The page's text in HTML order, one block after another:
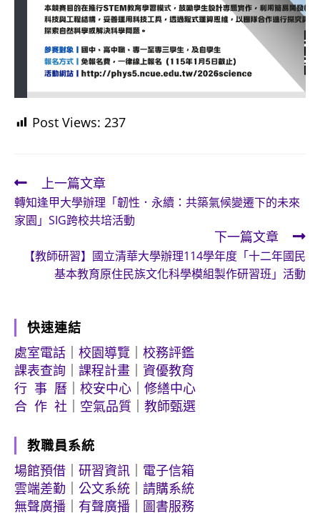
Post Views: 237
Read
more
articles
上一篇文章
轉知逢甲大學辦理「韌性．永續：共築氣候變遷下的未來
家園」SIG跨校共培活動
下一篇文章
【教師研習】國立清華大學辦理114學年度「十二年國民
基本教育原住民族文化科學模組製作研習班」活動
快速連結
處室電話
校園導覽
校務評鑑
課表查詢
課程計畫
資優教育
行 事 曆
校安中心
修繕中心
合 作 社
空氣品質 教師甄選
教職員系統
場館預借
研習資訊
電子信箱
雲端差勤
公文系統
請購系統
無聲廣播
有聲廣播 圖書服務